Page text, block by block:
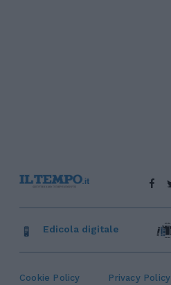
Cookie Policy Privacy Policy
Edicola digitale